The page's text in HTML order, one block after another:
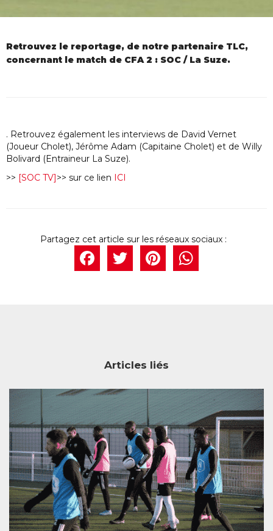
Retrouvez le reportage, de notre partenaire TLC,
concernant le match de CFA 2 : SOC / La Suze.
. Retrouvez également les interviews de David Vernet
(Joueur Cholet), Jérôme Adam (Capitaine Cholet) et de Willy
Bolivard (Entraineur La Suze).
>> [SOC TV] >> sur ce lien ICI
Facebook
Twitter
Articles liés